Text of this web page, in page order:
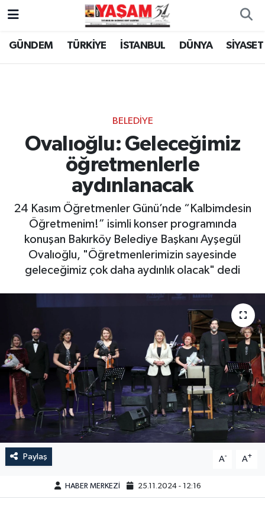
GÜNDEM TÜRKİYE İSTANBUL DÜNYA SİYASET
BELEDİYE
Ovalıoğlu: Geleceğimiz
öğretmenlerle
aydınlanacak
24 Kasım Öğretmenler Günü’nde “Kalbimdesin
Öğretmenim!” isimli konser programında
konuşan Bakırköy Belediye Başkanı Ayşegül
Ovalıoğlu, "Öğretmenlerimizin sayesinde
geleceğimiz çok daha aydınlık olacak" dedi
Paylaş A- A+
HABER MERKEZİ 25.11.2024 - 12:16